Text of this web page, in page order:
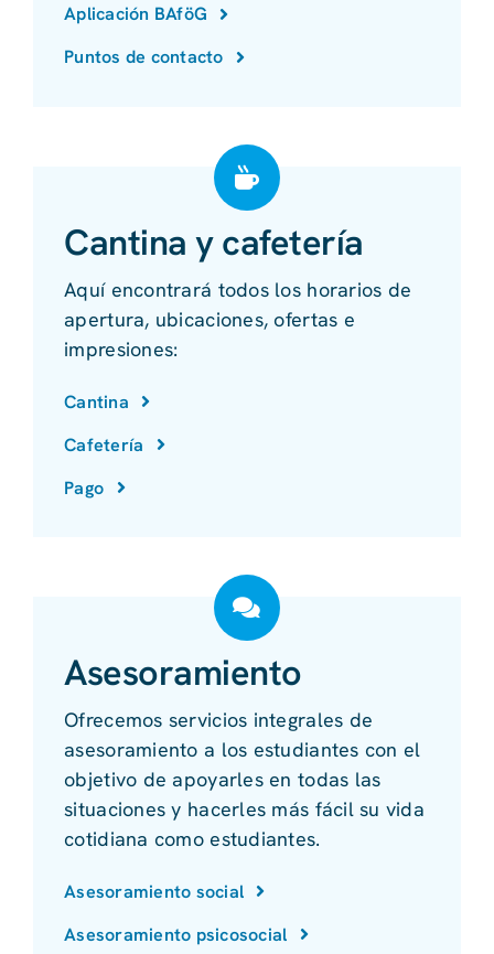
Aplicación BAföG
Puntos de contacto
Cantina y cafetería
Aquí encontrará todos los horarios de
apertura, ubicaciones, ofertas e
impresiones:
Cantina
Cafetería
Pago
Asesoramiento
Ofrecemos servicios integrales de
asesoramiento a los estudiantes con el
objetivo de apoyarles en todas las
situaciones y hacerles más fácil su vida
cotidiana como estudiantes.
Asesoramiento social
Asesoramiento psicosocial